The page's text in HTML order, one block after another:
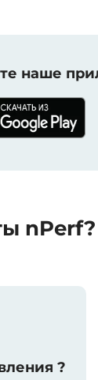
наше
nPerf?
?